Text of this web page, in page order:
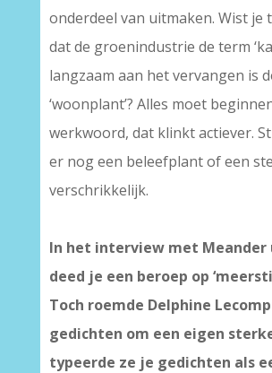
onderdeel van uitmaken. Wist je
dat de groenindustrie de term
langzaam aan het vervangen is
‘woonplant’? Alles moet
werkwoord, dat klinkt actiever.
er nog een beleefplant of een
verschrikkelijk.
In het interview met Meander
deed je een beroep op
Toch roemde Delphine
gedichten om een eigen
typeerde ze je gedichten als